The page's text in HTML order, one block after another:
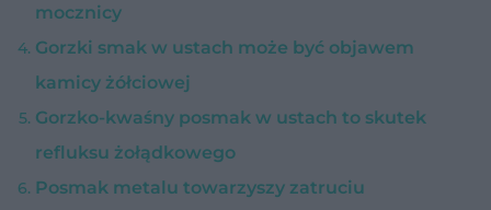
mocznicy
Gorzki smak w ustach może być objawem
kamicy żółciowej
Gorzko-kwaśny posmak w ustach to skutek
refluksu żołądkowego
Posmak metalu towarzyszy zatruciu